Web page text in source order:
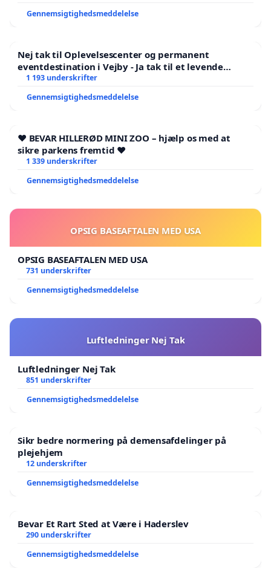
Gennemsigtighedsmeddelelse
Nej tak til Oplevelsescenter og permanent
eventdestination i Vejby - Ja tak til et levende
lokalområde i balance
1 193 underskrifter
Gennemsigtighedsmeddelelse
❤️ BEVAR HILLERØD MINI ZOO – hjælp os med at
sikre parkens fremtid ❤️
1 339 underskrifter
Gennemsigtighedsmeddelelse
OPSIG BASEAFTALEN MED USA
OPSIG BASEAFTALEN MED USA
731 underskrifter
Gennemsigtighedsmeddelelse
Luftledninger Nej Tak
Luftledninger Nej Tak
851 underskrifter
Gennemsigtighedsmeddelelse
Sikr bedre normering på demensafdelinger på
plejehjem
12 underskrifter
Gennemsigtighedsmeddelelse
Bevar Et Rart Sted at Være i Haderslev
290 underskrifter
Gennemsigtighedsmeddelelse